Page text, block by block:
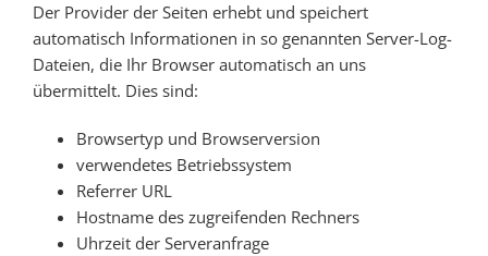
Der Provider der Seiten erhebt und speichert
automatisch Informationen in so genannten Server-Log-
Dateien, die Ihr Browser automatisch an uns
übermittelt. Dies sind:
Browsertyp und Browserversion
verwendetes Betriebssystem
Referrer URL
Hostname des zugreifenden Rechners
Uhrzeit der Serveranfrage